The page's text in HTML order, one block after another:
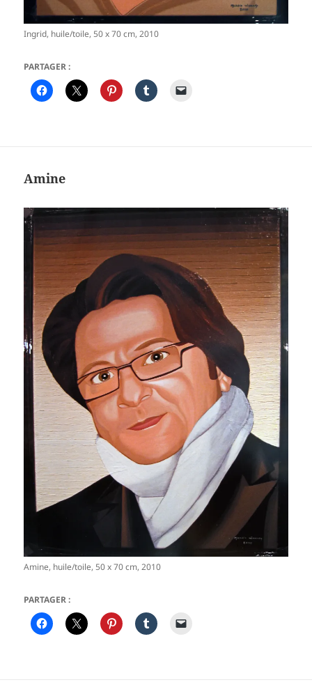
Ingrid, huile/toile, 50 x 70 cm, 2010
PARTAGER :
Amine
Amine, huile/toile, 50 x 70 cm, 2010
PARTAGER :